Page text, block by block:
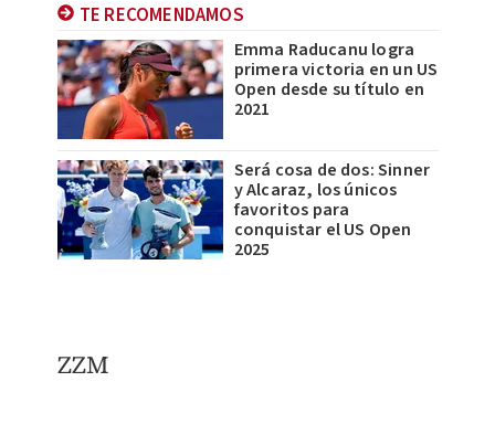
TE RECOMENDAMOS
Emma Raducanu logra
primera victoria en un US
Open desde su título en
2021
Será cosa de dos: Sinner
y Alcaraz, los únicos
favoritos para
conquistar el US Open
2025
ZZM